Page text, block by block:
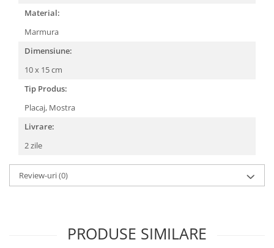
Material:
Marmura
Dimensiune:
10 x 15 cm
Tip Produs:
Placaj, Mostra
Livrare:
2 zile
Review-uri(0)
PRODUSE SIMILARE